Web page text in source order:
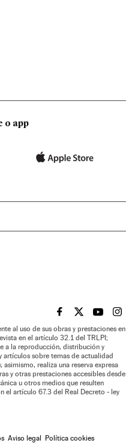
o app
EL PAÍS BRASIL EN
EL PAÍSEL PAÍS
EL
al uso de sus obras y prestaciones en
en el artículo 32.1 del TRLPI;
a la reproducción, distribución y
sobre temas de actualidad
realiza una reserva expresa
y otras prestaciones accesibles desde
u otros medios que resulten
el artículo 67.3 del Real Decreto - ley
Aviso legal Política cookies